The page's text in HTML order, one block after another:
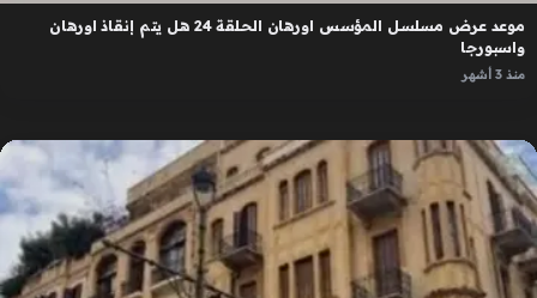
موعد عرض مسلسل المؤسس اورهان الحلقة 24 هل يتم إنقاذ اورهان
واسبورجا
منذ 3 أشهر